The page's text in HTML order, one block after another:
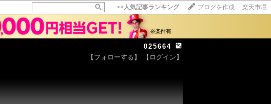
>>人気記事ランキング ブログを作成 楽天市場
025664
【フォローする】 【ログイン】